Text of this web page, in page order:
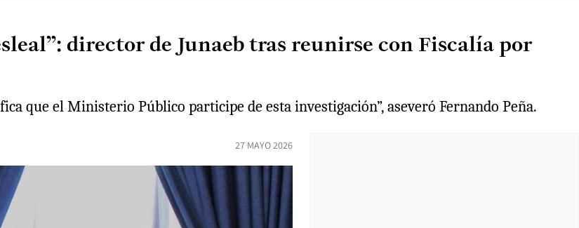
director de Junaeb tras reunirse con Fiscalía por
que el Ministerio Público participe de esta investigación”, aseveró Fernando Peña.
27 MAYO 2026